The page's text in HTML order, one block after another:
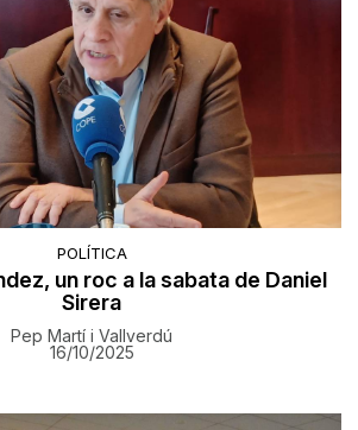
POLÍTICA
un roc a la sabata de Daniel
Sirera
Pep Martí i Vallverdú
16/10/2025